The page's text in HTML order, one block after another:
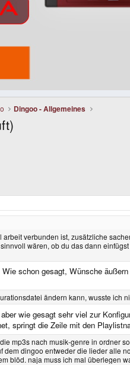
Dingoo - Allgemeines
verbunden ist, zusätzliche
wären, ob du das dann
schon gesagt, Wünsche
ändern kann, wusste ich
wie gesagt sehr viel zur
springt die Zeile mit den
mp3s nach musik-genre in ordner
dem dingoo entweder die lieder
blöd. naja muss ich mal überlegen